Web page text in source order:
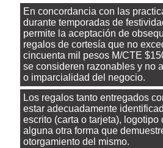
En concordancia con las
durante temporadas de
permite la aceptación de
regalos de cortesía que no
cincuenta mil pesos M/CTE
se consideren razonables y no
o imparcialidad del negocio.
Los regalos tanto entregados
estar adecuadamente
escrito (carta o tarjeta), logotipo
alguna otra forma que
otorgamiento del mismo.